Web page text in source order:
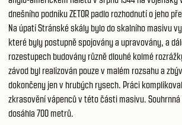
dnešního podniku ZETOR padlo rozhodnutí o jeho
Na úpatí Stránské skály bylo do skalního masivu
které byly postupně spojovány a upravovány, a
rozestupech budovány různě dlouhé kolmé
závod byl realizován pouze v malém rozsahu a
dokončeny jen v hrubých rysech. Práci
zkrasovění vápenců v této části masivu.
dosáhla 700 metrů.